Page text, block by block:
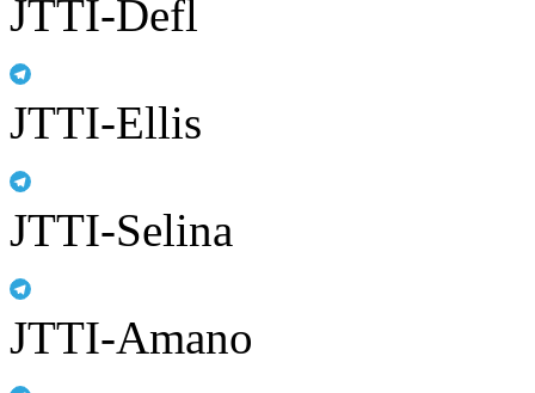
JTTI-Defl
JTTI-Ellis
JTTI-Selina
JTTI-Amano